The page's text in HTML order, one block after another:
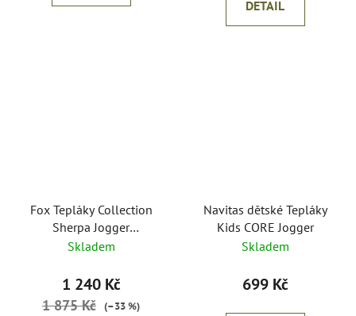
DETAIL
Fox Tepláky Collection
Sherpa Jogger
Black/Orange
Skladem
1 240 Kč
1 875 Kč (–33 %)
Navitas dětské Tepláky
Kids CORE Jogger
Skladem
699 Kč